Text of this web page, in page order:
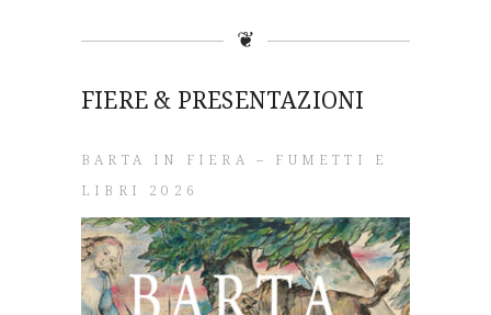
❦
FIERE & PRESENTAZIONI
BARTA IN FIERA – FUMETTI E
LIBRI 2026